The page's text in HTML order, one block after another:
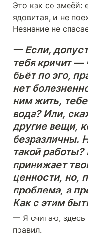
Это как со змеёй:
ядовитая, и не
Незнание не
— Если,
тебя кричит —
бьёт по эго,
нет
ним жить,
вода? Или,
другие вещи,
безразличны.
такой работы?
принижает
ценности, но,
проблема, а
Как с этим
— Я считаю, здесь
правил.